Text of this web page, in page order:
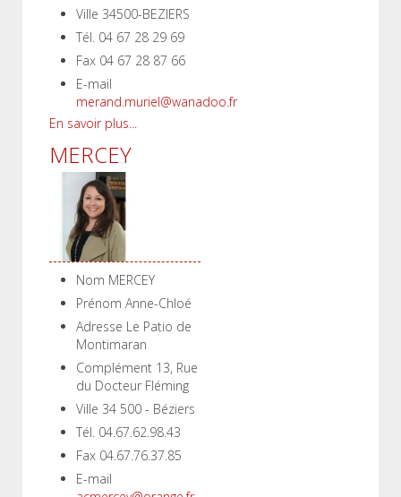
Ville 34500-BEZIERS
Tél. 04 67 28 29 69
Fax 04 67 28 87 66
E-mail
merand.muriel@wanadoo.fr
En savoir plus...
MERCEY
Nom MERCEY
Prénom Anne-Chloé
Adresse Le Patio de
Montimaran
Complément 13, Rue
du Docteur Fléming
Ville 34 500 - Béziers
Tél. 04.67.62.98.43
Fax 04.67.76.37.85
E-mail